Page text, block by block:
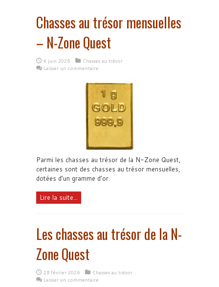
Chasses au trésor mensuelles
– N-Zone Quest
4 juin 2026
Chasses au trésor
Laisser un commentaire
Parmi les chasses au trésor de la N-Zone Quest,
certaines sont des chasses au trésor mensuelles,
dotées d’un gramme d’or.
Lire la suite...
Les chasses au trésor de la N-
Zone Quest
28 février 2026
Chasses au trésor
Laisser un commentaire